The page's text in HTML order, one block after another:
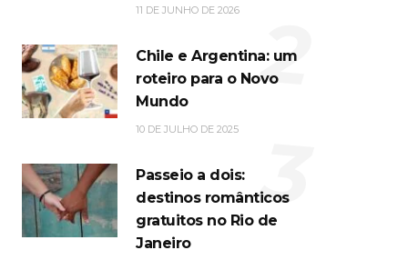
11 DE JUNHO DE 2026
Chile e Argentina: um
roteiro para o Novo
Mundo
10 DE JULHO DE 2025
2
Passeio a dois:
destinos românticos
gratuitos no Rio de
Janeiro
3